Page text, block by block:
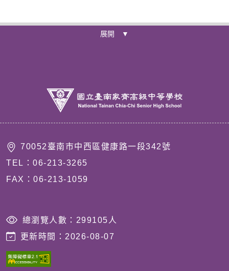
展開 ▼
70052臺南市中西區健康路一段342號
TEL：06-213-3265
FAX：06-213-1059
總瀏覽人數： 299105 人
更新時間： 2026-08-07